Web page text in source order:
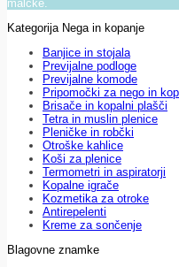
malčke.
Kategorija Nega in kopanje
Banjice in stojala
Previjalne podloge
Previjalne komode
Pripomočki za nego in
Brisače in kopalni plašči
Tetra in muslin plenice
Pleničke in robčki
Otroške kahlice
Koši za plenice
Termometri in aspiratorji
Kopalne igrače
Kozmetika za otroke
Antirepelenti
Kreme za sončenje
Blagovne znamke